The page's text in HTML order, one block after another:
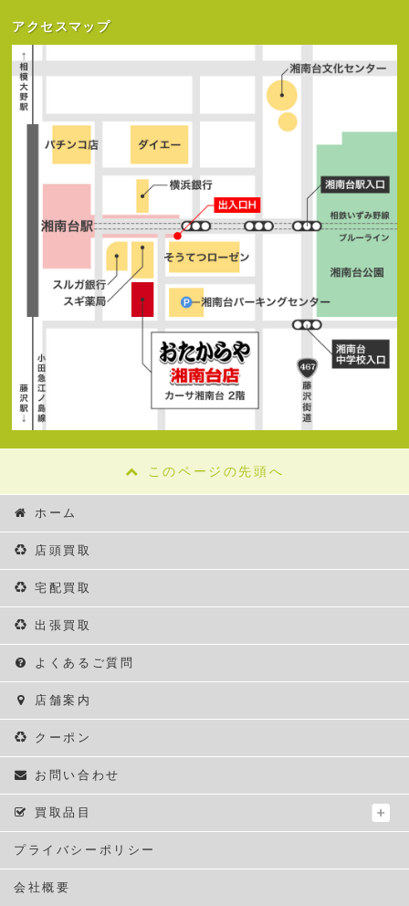
アクセスマップ
このページの先頭へ
ホーム
店頭買取
宅配買取
出張買取
よくあるご質問
店舗案内
クーポン
お問い合わせ
買取品目
プライバシーポリシー
会社概要